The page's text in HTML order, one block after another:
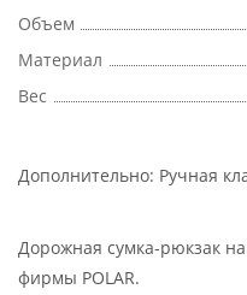
Объем
Материал
Вес
Дополнительно: Ручная
Дорожная сумка-рюкзак
фирмы POLAR.